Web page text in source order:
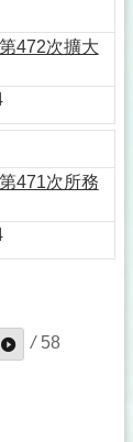
472次擴大
471次所務
/ 58